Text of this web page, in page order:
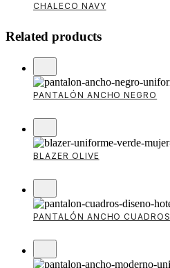
CHALECO NAVY
Related products
PANTALÓN ANCHO NEGRO
BLAZER OLIVE
PANTALÓN ANCHO CUADROS